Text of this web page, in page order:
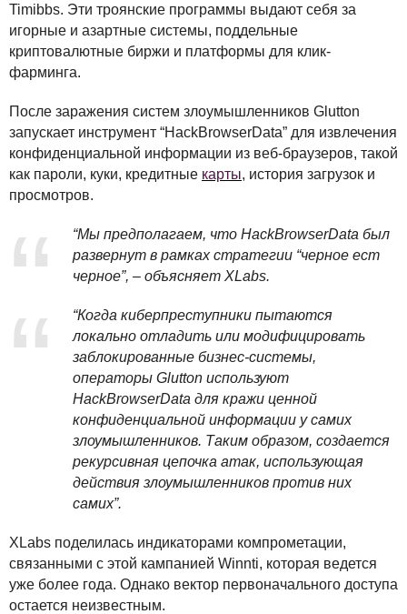
Timibbs. Эти троянские программы выдают себя за
игорные и азартные системы, поддельные
криптовалютные биржи и платформы для клик-
фарминга.
После заражения систем злоумышленников Glutton
запускает инструмент “HackBrowserData” для извлечения
конфиденциальной информации из веб-браузеров, такой
как пароли, куки, кредитные карты, история загрузок и
просмотров.
“Мы предполагаем, что HackBrowserData был
развернут в рамках стратегии “черное ест
черное”, – объясняет XLabs.
“Когда киберпреступники пытаются
локально отладить или модифицировать
заблокированные бизнес-системы,
операторы Glutton используют
HackBrowserData для кражи ценной
конфиденциальной информации у самих
злоумышленников. Таким образом, создается
рекурсивная цепочка атак, использующая
действия злоумышленников против них
самих”.
XLabs поделилась индикаторами компрометации,
связанными с этой кампанией Winnti, которая ведется
уже более года. Однако вектор первоначального доступа
остается неизвестным.